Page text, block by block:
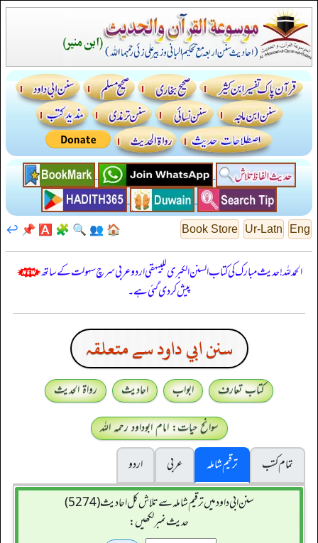
Eng
Ur-Latn
Book Store
🏠
👥
🔍
🧩
🅰️
📌
↩️
الحمدللہ! حدیث مبارک کی کتاب السنن الكبرى للبيهقي اردو عربی سرچ سہولت کے ساتھ
پیش کر دی گئی ہے۔
سنن ابي داود سے متعلقہ
کتاب تعارف ابواب احادیث
رواۃ الحدیث
سوانح حیات: امام ابوداود رحمہ اللہ
تمام کتب
ترقیم شاملہ عربی
اردو
سنن ابي داود میں ترقیم شاملہ سے تلاش کل احادیث (5274)
حدیث نمبر لکھیں: